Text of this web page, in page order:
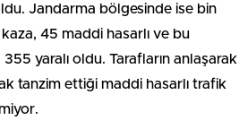
Jandarma bölgesinde ise bin
45 maddi hasarlı ve bu
yaralı oldu. Tarafların anlaşarak
tanzim ettiği maddi hasarlı trafik